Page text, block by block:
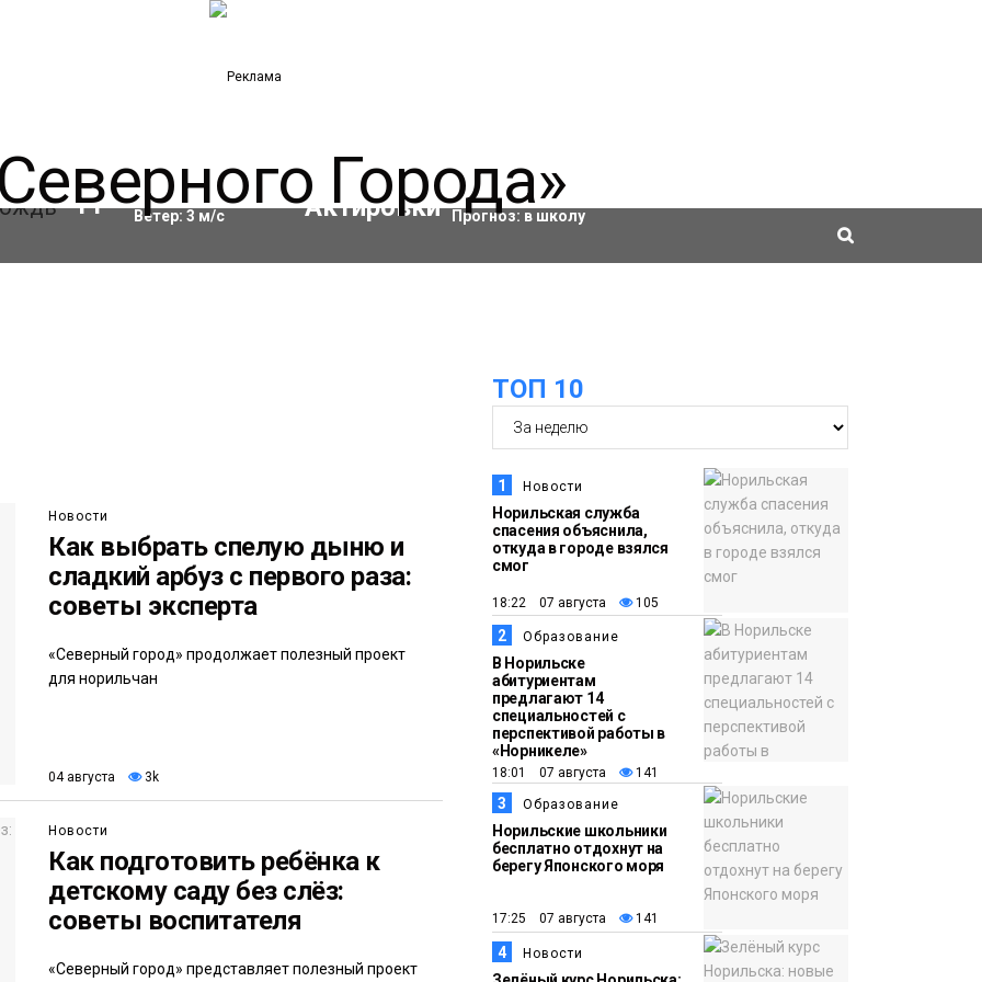
11 °C Влажность:94%
Ветер: 3 м/с
Актировки
Прогноз: в школу
Новости
Как выбрать спелую дыню и
сладкий арбуз с первого раза:
советы эксперта
«Северный город» продолжает полезный проект
для норильчан
04 августа 3k
Новости
Как подготовить ребёнка к
детскому саду без слёз:
советы воспитателя
«Северный город» представляет полезный проект
ТОП 10
1 Новости
Норильская служба
спасения объяснила,
откуда в городе взялся
смог
18:22 07 августа 105
2 Образование
В Норильске
абитуриентам
предлагают 14
специальностей с
перспективой работы в
«Норникеле»
18:01 07 августа 141
3 Образование
Норильские школьники
бесплатно отдохнут на
берегу Японского моря
17:25 07 августа 141
4 Новости